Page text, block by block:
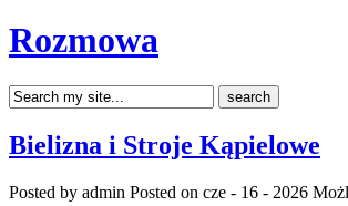
Rozmowa
Bielizna i Stroje Kąpielowe
Posted by admin Posted on cze - 16 - 2026